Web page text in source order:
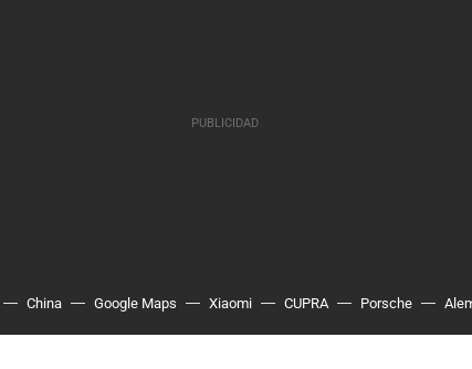
China Google Maps Xiaomi CUPRA Porsche